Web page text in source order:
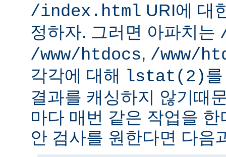
/index.html URI에 대
정하자. 그러면 아파치는
/www/htdocs, /www/
각각에 대해
lstat(2)
결과를 캐싱하지 않기때
마다 매번 같은 작업을
안 검사를 원한다면 다음